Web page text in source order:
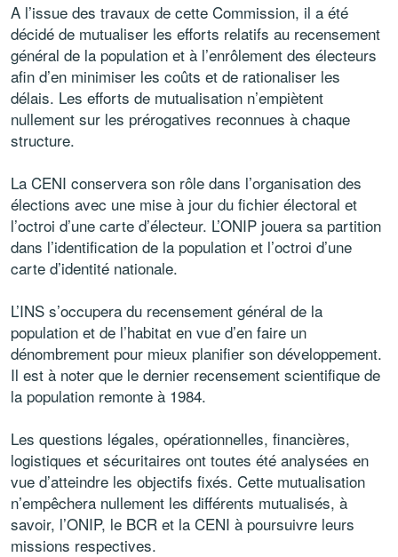
A l’issue des travaux de cette Commission, il a été
décidé de mutualiser les efforts relatifs au recensement
général de la population et à l’enrôlement des électeurs
afin d’en minimiser les coûts et de rationaliser les
délais. Les efforts de mutualisation n’empiètent
nullement sur les prérogatives reconnues à chaque
structure.
La CENI conservera son rôle dans l’organisation des
élections avec une mise à jour du fichier électoral et
l’octroi d’une carte d’électeur. L’ONIP jouera sa partition
dans l’identification de la population et l’octroi d’une
carte d’identité nationale.
L’INS s’occupera du recensement général de la
population et de l’habitat en vue d’en faire un
dénombrement pour mieux planifier son développement.
Il est à noter que le dernier recensement scientifique de
la population remonte à 1984.
Les questions légales, opérationnelles, financières,
logistiques et sécuritaires ont toutes été analysées en
vue d’atteindre les objectifs fixés. Cette mutualisation
n’empêchera nullement les différents mutualisés, à
savoir, l’ONIP, le BCR et la CENI à poursuivre leurs
missions respectives.